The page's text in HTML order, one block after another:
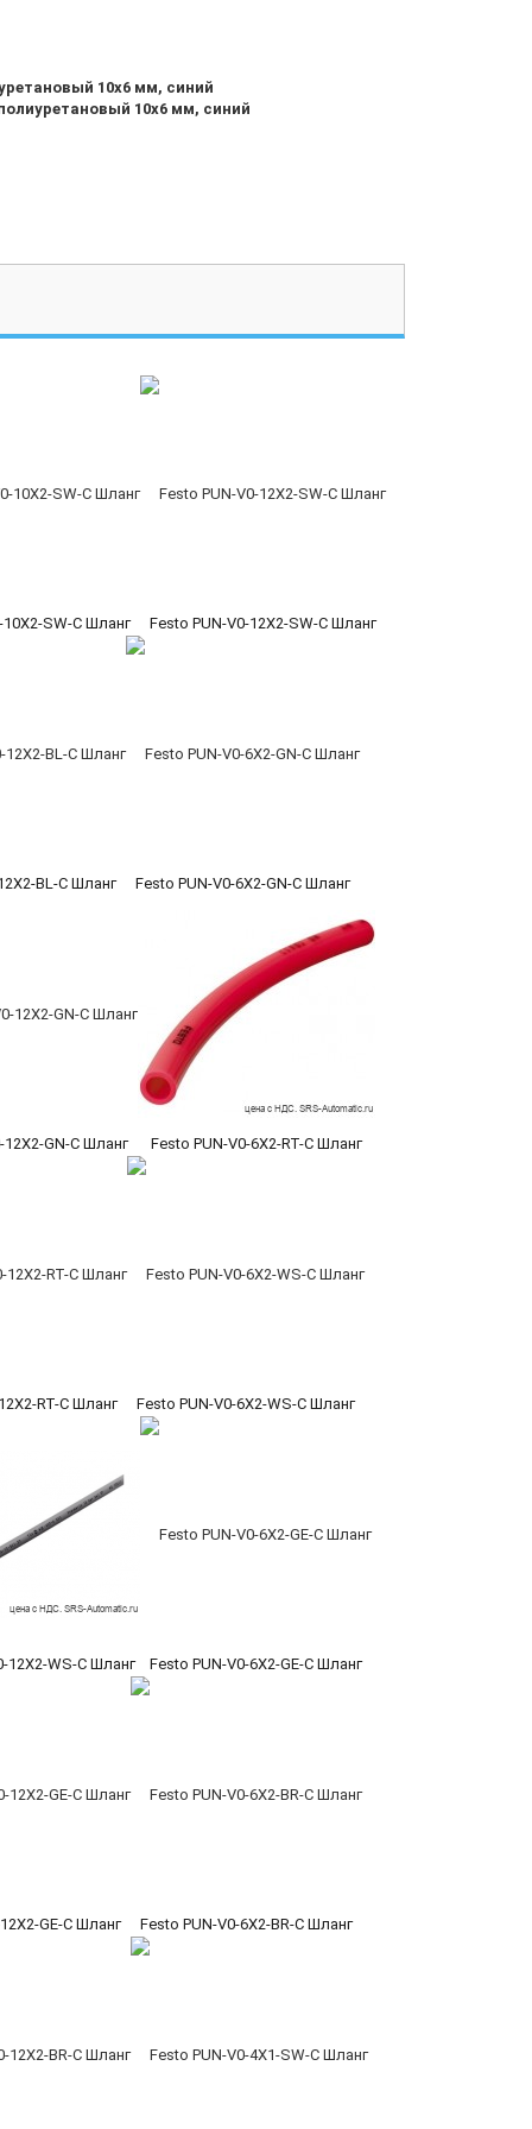
10x6 мм, синий
10x6 мм, синий
10X2-SW-C Шланг Festo PUN-V0-12X2-SW-C Шланг
BL-C Шланг Festo PUN-V0-6X2-GN-C Шланг
12X2-GN-C Шланг Festo PUN-V0-6X2-RT-C Шланг
RT-C Шланг Festo PUN-V0-6X2-WS-C Шланг
12X2-WS-C Шланг Festo PUN-V0-6X2-GE-C Шланг
GE-C Шланг Festo PUN-V0-6X2-BR-C Шланг